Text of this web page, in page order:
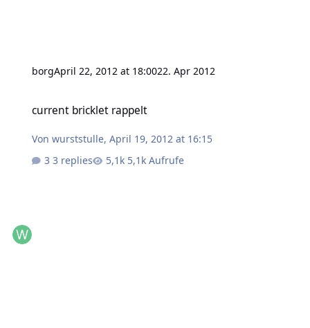
borgApril 22, 2012 at 18:0022. Apr 2012
current bricklet rappelt
Vonwurststulle,April 19, 2012 at 16:15
3 replies
5,1k Aufrufe